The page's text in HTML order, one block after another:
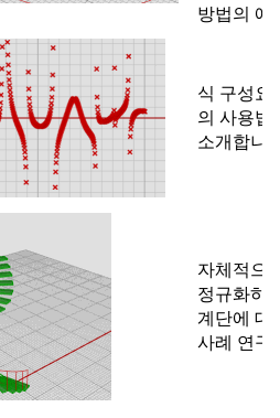
방법의 예.
식 구성요
의 사용법
소개합니
자체적으
정규화하
계단에 대
사례 연구.